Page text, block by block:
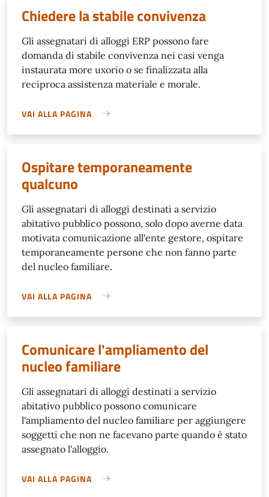
Chiedere la stabile convivenza
Gli assegnatari di alloggi ERP possono fare
domanda di stabile convivenza nei casi venga
instaurata more uxorio o se finalizzata alla
reciproca assistenza materiale e morale.
VAI ALLA PAGINA
Ospitare temporaneamente
qualcuno
Gli assegnatari di alloggi destinati a servizio
abitativo pubblico possono, solo dopo averne data
motivata comunicazione all'ente gestore, ospitare
temporaneamente persone che non fanno parte
del nucleo familiare.
VAI ALLA PAGINA
Comunicare l'ampliamento del
nucleo familiare
Gli assegnatari di alloggi destinati a servizio
abitativo pubblico possono comunicare
l'ampliamento del nucleo familiare per aggiungere
soggetti che non ne facevano parte quando è stato
assegnato l'alloggio.
VAI ALLA PAGINA